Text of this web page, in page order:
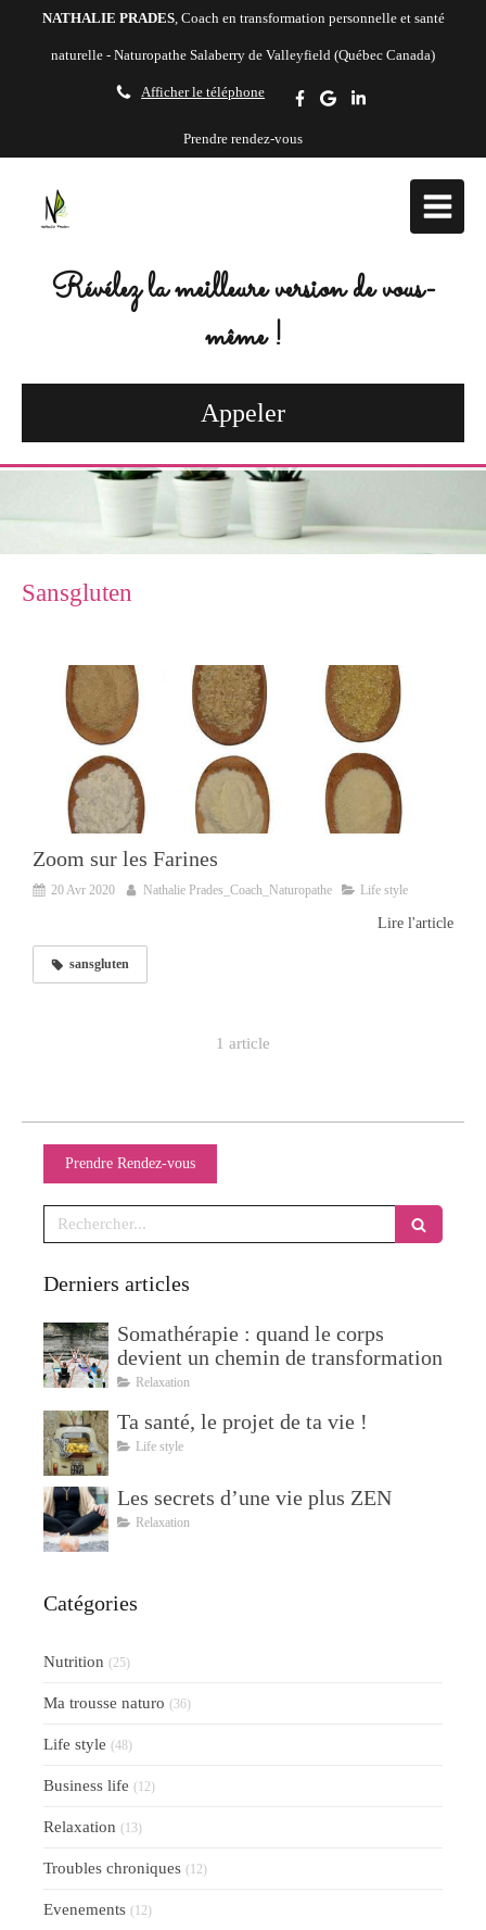
NATHALIE PRADES, Coach en transformation personnelle et santé
naturelle - Naturopathe Salaberry de Valleyfield (Québec Canada)
Afficher le téléphone
Prendre rendez-vous
Révélez la meilleure version de vous-
même !
Appeler
Sansgluten
Zoom sur les Farines
20 Avr 2020 Nathalie Prades_Coach_Naturopathe Life style
Lire l'article
sansgluten
1 article
Prendre Rendez-vous
Rechercher
Derniers articles
Somathérapie : quand le corps
devient un chemin de transformation
Relaxation
Ta santé, le projet de ta vie !
Life style
Les secrets d’une vie plus ZEN
Relaxation
Catégories
Nutrition (25)
Ma trousse naturo (36)
Life style (48)
Business life (12)
Relaxation (13)
Troubles chroniques (12)
Evenements (12)